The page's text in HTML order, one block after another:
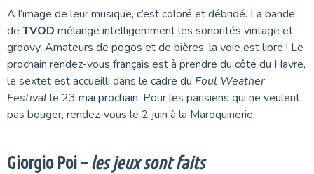
A l’image de leur musique, c’est coloré et débridé. La bande
de TVOD mélange intelligemment les sonorités vintage et
groovy. Amateurs de pogos et de bières, la voie est libre ! Le
prochain rendez-vous français est à prendre du côté du Havre,
le sextet est accueilli dans le cadre du Foul Weather
Festival le 23 mai prochain. Pour les parisiens qui ne veulent
pas bouger, rendez-vous le 2 juin à la Maroquinerie.
Giorgio Poi – les jeux sont faits